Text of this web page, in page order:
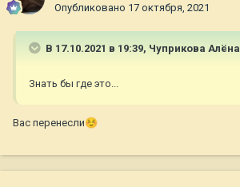
Опубликовано 17 октября, 2021
В 17.10.2021 в 19:39, Чуприкова Алёна
Знать бы где это...
Вас перенесли☺️